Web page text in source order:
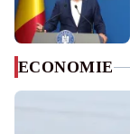
ECONOMIE